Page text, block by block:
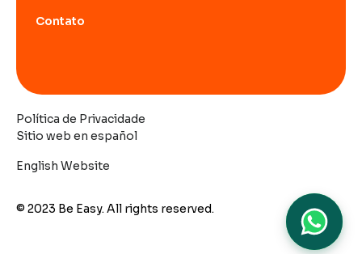
Contato
© 2023 Be Easy. All rights reserved.
Sitio web en español
English Website
Política de Privacidade